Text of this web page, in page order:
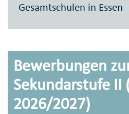
Gesamtschulen in Essen
Bewerbungen
Sekundarstufe II
2026/2027)